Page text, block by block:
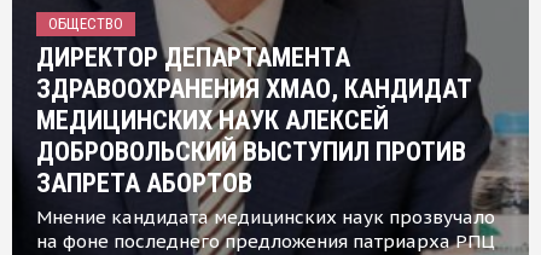
ОБЩЕСТВО
ДИРЕКТОР ДЕПАРТАМЕНТА
ЗДРАВООХРАНЕНИЯ ХМАО, КАНДИДАТ
МЕДИЦИНСКИХ НАУК АЛЕКСЕЙ
ДОБРОВОЛЬСКИЙ ВЫСТУПИЛ ПРОТИВ
ЗАПРЕТА АБОРТОВ
Мнение кандидата медицинских наук прозвучало
на фоне последнего предложения патриарха РПЦ